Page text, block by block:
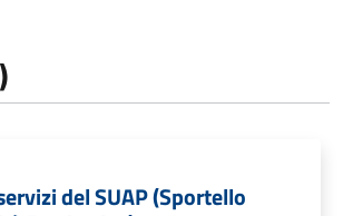
del SUAP (Sportello